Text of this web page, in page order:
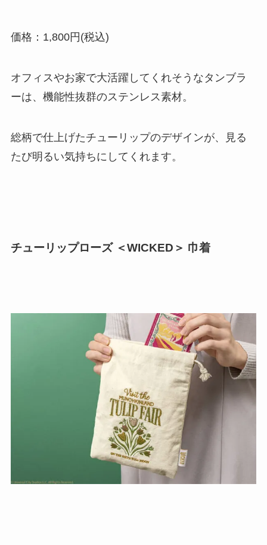
価格：1,800円(税込)
オフィスやお家で大活躍してくれそうなタンブラ
ーは、機能性抜群のステンレス素材。
総柄で仕上げたチューリップのデザインが、見る
たび明るい気持ちにしてくれます。
チューリップローズ ＜WICKED＞ 巾着